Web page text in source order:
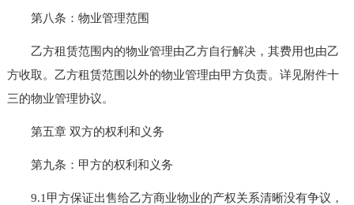
第八条：物业管理范围
乙方租赁范围内的物业管理由乙方自行解决，其费用也由乙
方收取。乙方租赁范围以外的物业管理由甲方负责。详见附件十
三的物业管理协议。
第五章 双方的权利和义务
第九条：甲方的权利和义务
9.1甲方保证出售给乙方商业物业的产权关系清晰没有争议，